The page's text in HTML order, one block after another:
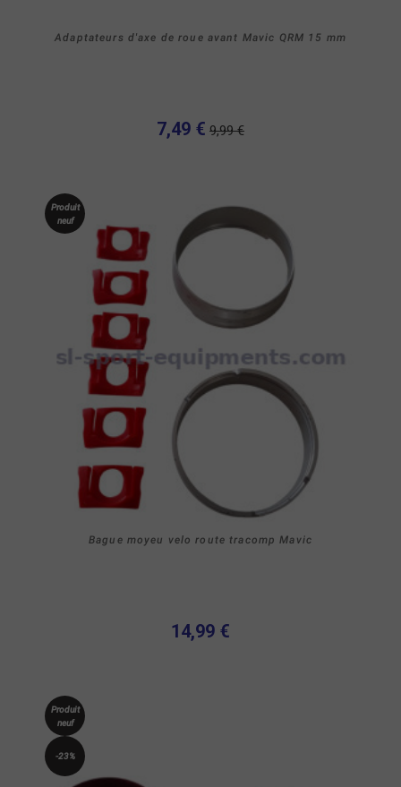
Adaptateurs d'axe de roue avant Mavic QRM 15 mm
7,49 € 9,99 €
Produit
neuf
Bague moyeu velo route tracomp Mavic
14,99 €
Produit
neuf
-23%